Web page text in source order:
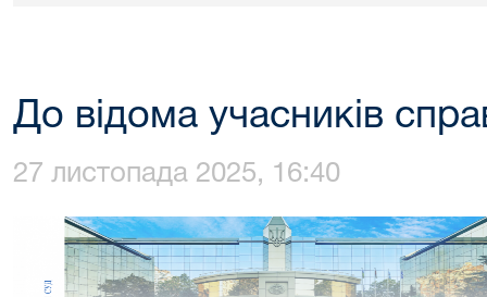
До відома учасників
27 листопада 2025, 16:40